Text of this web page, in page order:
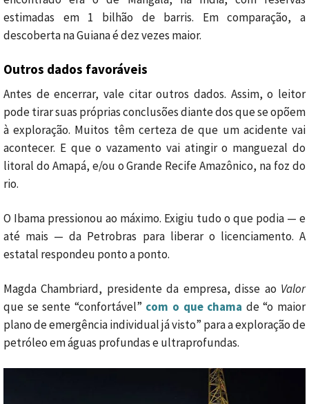
estimadas em 1 bilhão de barris. Em comparação, a
descoberta na Guiana é dez vezes maior.
Outros dados favoráveis
Antes de encerrar, vale citar outros dados. Assim, o leitor
pode tirar suas próprias conclusões diante dos que se opõem
à exploração. Muitos têm certeza de que um acidente vai
acontecer. E que o vazamento vai atingir o manguezal do
litoral do Amapá, e/ou o Grande Recife Amazônico, na foz do
rio.
O Ibama pressionou ao máximo. Exigiu tudo o que podia — e
até mais — da Petrobras para liberar o licenciamento. A
estatal respondeu ponto a ponto.
Magda Chambriard, presidente da empresa, disse ao Valor
que se sente “confortável” com o que chama de “o maior
plano de emergência individual já visto” para a exploração de
petróleo em águas profundas e ultraprofundas.